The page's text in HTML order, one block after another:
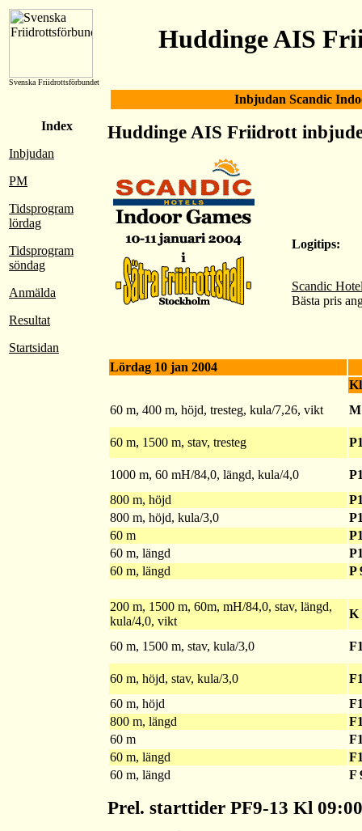
Svenska Friidrottsförbundet
Huddinge AIS
Index
Inbjudan
PM
Tidsprogram
lördag
Tidsprogram
söndag
Anmälda
Resultat
Startsidan
Inbjudan Scandic
Huddinge AIS Friidrott
Logitips:
Scandic
Bästa pris
Lördag 10 jan 2004
60 m, 400 m, höjd, tresteg, kula/7,26, vikt
M
60 m, 1500 m, stav, tresteg
1000 m, 60 mH/84,0, längd, kula/4,0
800 m, höjd
800 m, höjd, kula/3,0
60 m
60 m, längd
60 m, längd
P
200 m, 1500 m, 60m, mH/84,0, stav, längd,
kula/4,0, vikt
K
60 m, 1500 m, stav, kula/3,0
60 m, höjd, stav, kula/3,0
60 m, höjd
800 m, längd
60 m
60 m, längd
60 m, längd
F
Prel. starttider PF9-13 Kl